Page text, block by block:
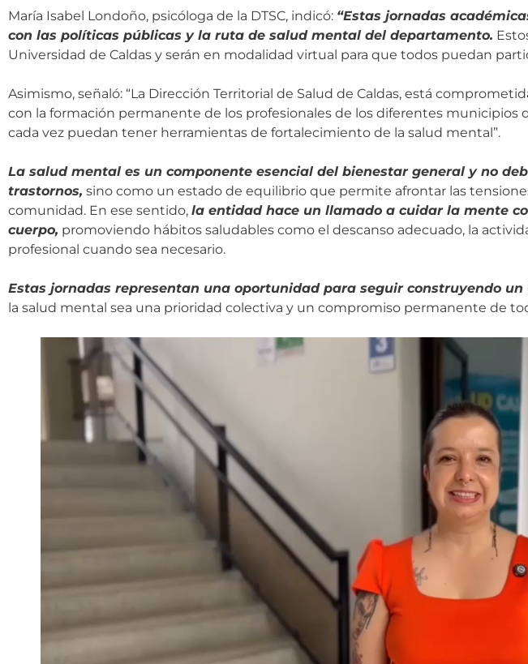
María Isabel Londoño, psicóloga de la DTSC, indicó: “Estas jornadas
con las políticas públicas y la ruta de salud mental del departamento.
Universidad de Caldas y serán en modalidad virtual para que todos puedan
Asimismo, señaló: “La Dirección Territorial de Salud de Caldas, está
con la formación permanente de los profesionales de los diferentes municipios
cada vez puedan tener herramientas de fortalecimiento de la salud mental”.
La salud mental es un componente esencial del bienestar general y no
trastornos, sino como un estado de equilibrio que permite afrontar las
comunidad. En ese sentido, la entidad hace un llamado a cuidar la mente
cuerpo, promoviendo hábitos saludables como el descanso adecuado, la
profesional cuando sea necesario.
Estas jornadas representan una oportunidad para seguir construyendo
la salud mental sea una prioridad colectiva y un compromiso permanente de